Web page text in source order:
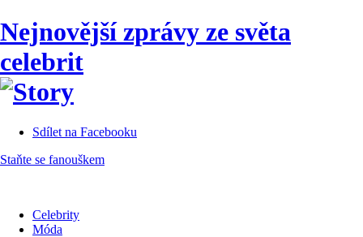
Nejnovější zprávy ze světa
celebrit
Sdílet na Facebooku
Staňte se fanouškem
Celebrity
Móda